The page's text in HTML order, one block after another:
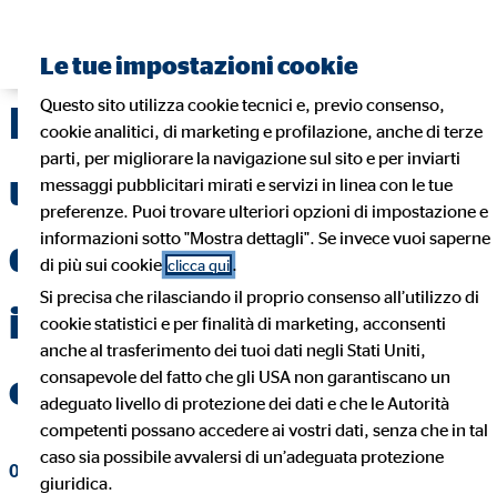
Perché stipulare
un'assicurazione sulla
donazione di un
immobile: vantaggi e
coperture
09. giugno 2025 OVB Consulenza Patrimoniale srl
Le tue impostazioni cookie
Questo sito utilizza cookie tecnici e, previo consenso,
cookie analitici, di marketing e profilazione, anche di terze
parti, per migliorare la navigazione sul sito e per inviarti
messaggi pubblicitari mirati e servizi in linea con le tue
preferenze. Puoi trovare ulteriori opzioni di impostazione e
informazioni sotto "Mostra dettagli". Se invece vuoi saperne
di più sui cookie clicca qui .
Si precisa che rilasciando il proprio consenso all’utilizzo di
cookie statistici e per finalità di marketing, acconsenti
anche al trasferimento dei tuoi dati negli Stati Uniti,
consapevole del fatto che gli USA non garantiscano un
adeguato livello di protezione dei dati e che le Autorità
competenti possano accedere ai vostri dati, senza che in tal
caso sia possibile avvalersi di un’adeguata protezione
giuridica.